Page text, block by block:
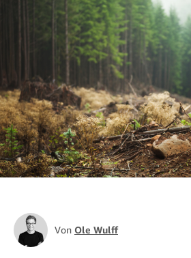
Von Ole Wulff